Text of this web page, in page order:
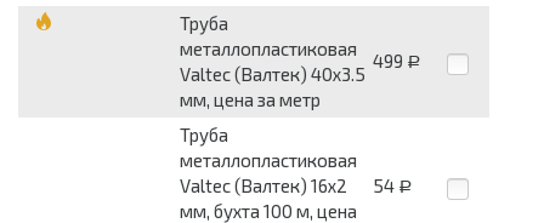
Труба
металлопластиковая
Valtec (Валтек) 40x3.5
мм, цена за метр
499 Р
Труба
металлопластиковая
Valtec (Валтек) 16x2
мм, бухта 100 м, цена
54 Р